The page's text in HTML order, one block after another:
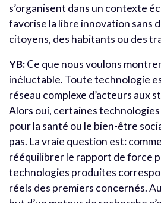
s’organisent dans un contexte
favorise la libre innovation sans
citoyens, des habitants ou des
YB:Ce que nous voulons
inéluctable. Toute technologie
réseau complexe d’acteurs aux
Alors oui, certaines
pour la santé ou le bien-être
pas. La vraie question est:
rééquilibrer le rapport de force
technologies produites
réels des premiers concernés.